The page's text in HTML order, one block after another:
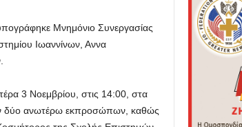
Μνημόνιο Συνεργασίας
Ιωαννίνων, Αννα
3 Νοεμβρίου, στις 14:00, στα
δύο ανωτέρω εκπροσώπων, καθώς